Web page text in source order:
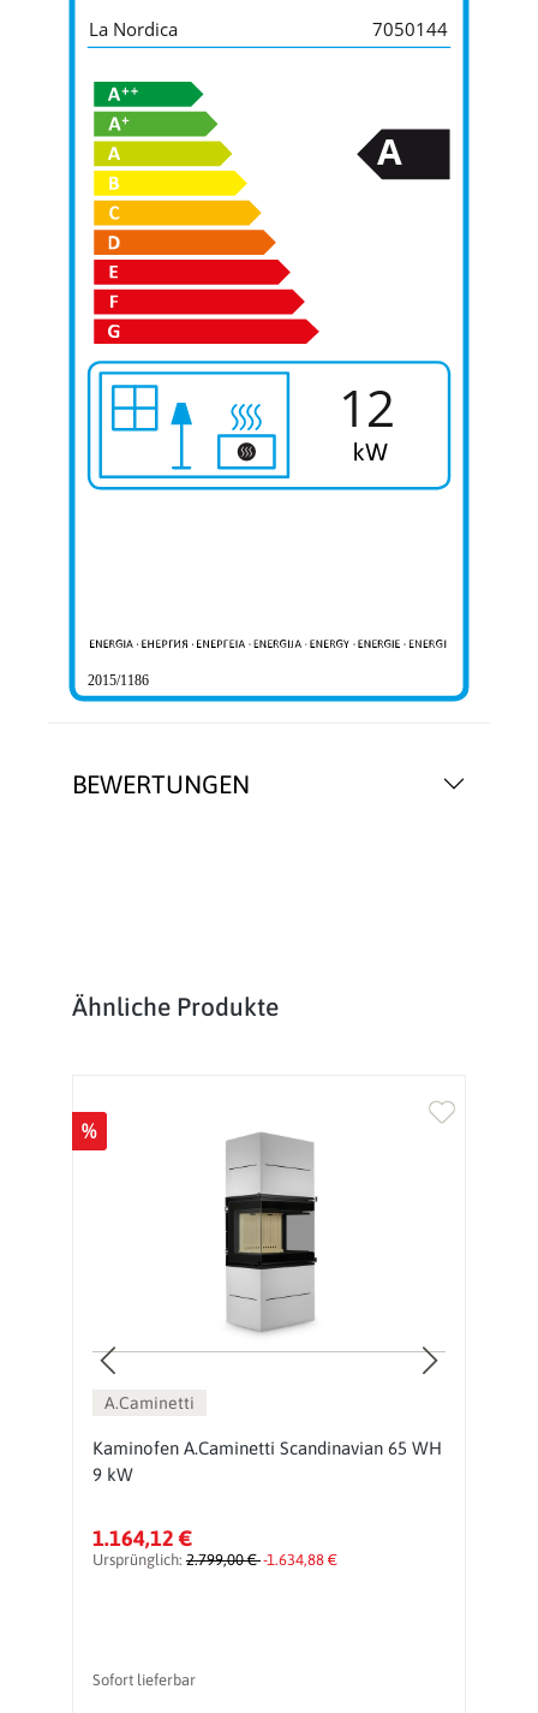
BEWERTUNGEN
La Nordica 7050144
2015/1186
12
A
Produktgalerie überspringen
Ähnliche Produkte
%
A.Caminetti
Kaminofen A.Caminetti Scandinavian 65 WH
9 kW
1.164,12 €
Ursprünglich: 2.799,00 €-1.634,88 €
Sofort lieferbar